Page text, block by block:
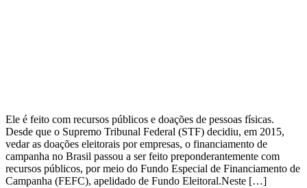
Ele é feito com recursos públicos e doações de pessoas físicas.
Desde que o Supremo Tribunal Federal (STF) decidiu, em 2015,
vedar as doações eleitorais por empresas, o financiamento de
campanha no Brasil passou a ser feito preponderantemente com
recursos públicos, por meio do Fundo Especial de Financiamento de
Campanha (FEFC), apelidado de Fundo Eleitoral.Neste […]